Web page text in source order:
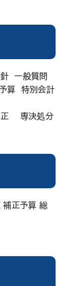
一般質問
算 特別会計
正 専決処分
補正予算 総